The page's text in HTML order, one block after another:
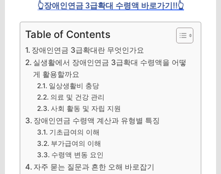
👆장애인연금 3급확대 수령액 바로가기!!👆
Table of Contents
장애인연금 3급확대란 무엇인가요
실생활에서 장애인연금 3급확대 수령액을 어떻
게 활용할까요
일상생활비 충당
의료 및 건강 관리
사회 활동 및 자립 지원
장애인연금 수령액 계산과 유형별 특징
기초급여의 이해
부가급여의 이해
수령액 변동 요인
자주 묻는 질문과 흔한 오해 바로잡기